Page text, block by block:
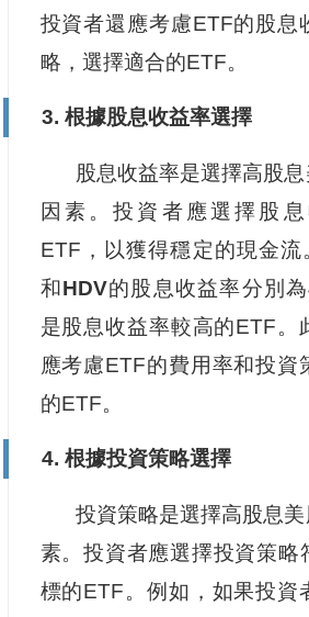
投資者還應考慮ETF的股息
略，選擇適合的ETF。
3. 根據股息收益率選擇
股息收益率是選擇高股
因素。投資者應選擇股
ETF，以獲得穩定的現金流
和HDV的股息收益率分別為
是股息收益率較高的ETF。
應考慮ETF的費用率和投資
的ETF。
4. 根據投資策略選擇
投資策略是選擇高股息
素。投資者應選擇投資策略
標的ETF。例如，如果投資